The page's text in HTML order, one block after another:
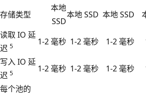
存储类型
本地
SSD
本地 SSD 本地 SSD
读取 IO 延
迟 5 1-2 毫秒 1-2 毫秒 1-2 毫秒
写入 IO 延
迟 5 1-2 毫秒 1-2 毫秒 1-2 毫秒
每个池的